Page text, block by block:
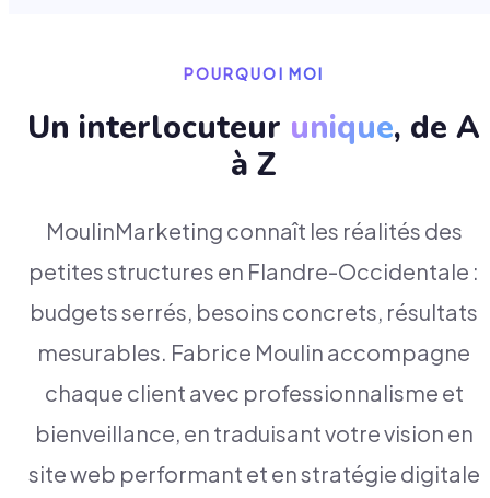
POURQUOI MOI
Un interlocuteur unique, de A
à Z
MoulinMarketing connaît les réalités des
petites structures en Flandre-Occidentale :
budgets serrés, besoins concrets, résultats
mesurables. Fabrice Moulin accompagne
chaque client avec professionnalisme et
bienveillance, en traduisant votre vision en
site web performant et en stratégie digitale